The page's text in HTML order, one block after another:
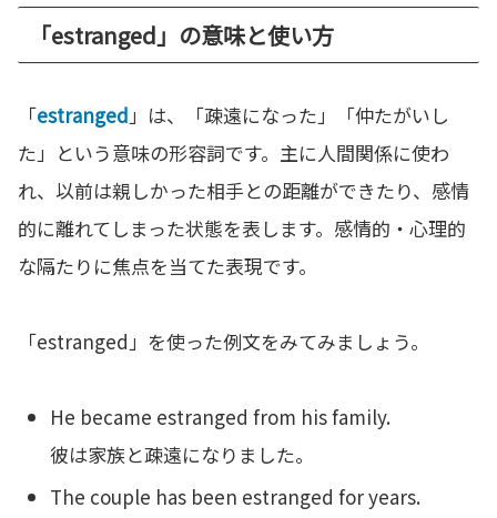
「estranged」の意味と使い方
「estranged」は、「疎遠になった」「仲たがいし
た」という意味の形容詞です。主に人間関係に使わ
れ、以前は親しかった相手との距離ができたり、感情
的に離れてしまった状態を表します。感情的・心理的
な隔たりに焦点を当てた表現です。
「estranged」を使った例文をみてみましょう。
He became estranged from his family.
彼は家族と疎遠になりました。
The couple has been estranged for years.